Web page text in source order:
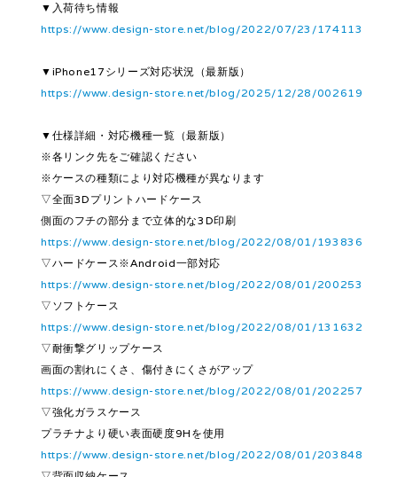
▼入荷待ち情報
https://www.design-store.net/blog/2022/07/23/174113
▼iPhone17シリーズ対応状況（最新版）
https://www.design-store.net/blog/2025/12/28/002619
▼仕様詳細・対応機種一覧（最新版）
※各リンク先をご確認ください
※ケースの種類により対応機種が異なります
▽全面3Dプリントハードケース
側面のフチの部分まで立体的な3D印刷
https://www.design-store.net/blog/2022/08/01/193836
▽ハードケース※Android一部対応
https://www.design-store.net/blog/2022/08/01/200253
▽ソフトケース
https://www.design-store.net/blog/2022/08/01/131632
▽耐衝撃グリップケース
画面の割れにくさ、傷付きにくさがアップ
https://www.design-store.net/blog/2022/08/01/202257
▽強化ガラスケース
プラチナより硬い表面硬度9Hを使用
https://www.design-store.net/blog/2022/08/01/203848